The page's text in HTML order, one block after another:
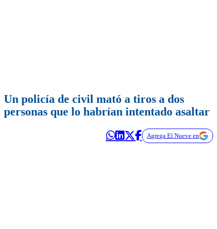
Un policía de civil mató a tiros a dos
personas que lo habrían intentado asaltar
Agrega El Nueve en